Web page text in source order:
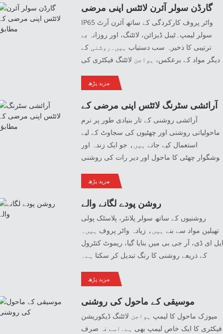
نقصانات، جیسے زنگ، دھندلا، یا کریکنگ کے خلاف
بھی زیادہ مزاحم ہوتے ہیں، جو انہیں بیرونی
استعمال کے لیے ایک اچھا اختیار بناتا ہے۔ اپنی
منفرد ساخت اور ڈیزائن کی وجہ سے، یہ ان
لوگوں کے لیے مقبول انتخاب ہیں جو ایک ٹکڑا بنانا
آرام دہ ماحول۔
گارڈن سولر آئرن لائٹس اپنی مرضی
کے مطابق
IP65 واٹر پروف کارکردگی کے ساتھ آئرن آرٹ
سولر لیمپ۔ٹیبل ڈیزائن، لائٹنگ، اور روزانہ بے
ترتیبی کا ذخیرہ سب دستیاب ہیں۔روشنی کے
دیگر مواد کے برعکس، ہواجن لائٹنگ فیکٹری کی
زیادہ موزوں ہے، ہوا اور بارش سے بے خوف،
مزید پڑھ
آرائشی سٹرنگ لائٹس اپنی مرضی کے
آرائشی روشنی کے تار بنیادی طور پر نرم
ماحولیاتی روشنی اور چھٹیوں کی سجاوٹ کے لیے
استعمال کیے جاتے ہیں، جو ایک زندہ اور
چھٹی کا ماحول اور دیر رات کی روشنی
اثرات اور کنٹرول کے طریقوں کی حمایت کرتے
مزید پڑھ
روشن پودے لگانے والے
روشنیوں کے ساتھ سولر پلانٹر، پلاسٹک پولی
تھیلین مواد سے بنے ہیں، زیادہ واٹر پروف ہیں۔
ای ڈی، آر جی بی میں بنایا گیا، ریموٹ کنٹرول
کے ذریعے روشنی کا رنگ تبدیل کر سکتا ہے۔
مزید پڑھ
موسیقی کے ماحول کی روشنی
میوزک ماحول کا لیمپ ہواجن لائٹنگ ڈیکوریشن
فیکٹری کا ایک خاص لیمپ بھی ہے۔اسے نہ صرف